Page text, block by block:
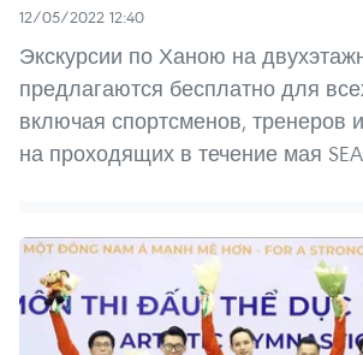
12/05/2022 12:40
Экскурсии по Ханою на
предлагаются бесплатно для
включая спортсменов, тренеров
на проходящих в течение мая SEA